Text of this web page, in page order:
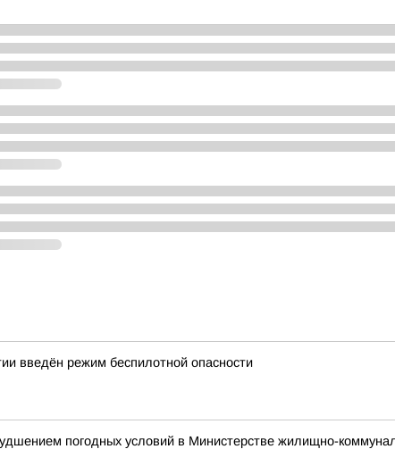
введён режим беспилотной опасности
погодных условий в Министерстве жилищно-